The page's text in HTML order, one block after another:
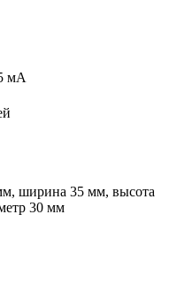
мА
ширина 35 мм, высота
30 мм